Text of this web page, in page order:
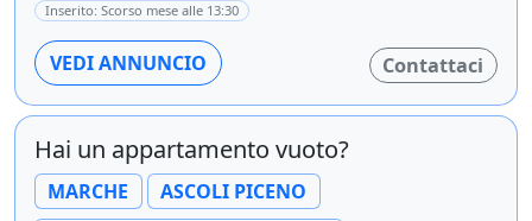
Inserito: Scorso mese alle 13:30
VEDI ANNUNCIO Contattaci
Hai un appartamento vuoto?
MARCHE
ASCOLI PICENO